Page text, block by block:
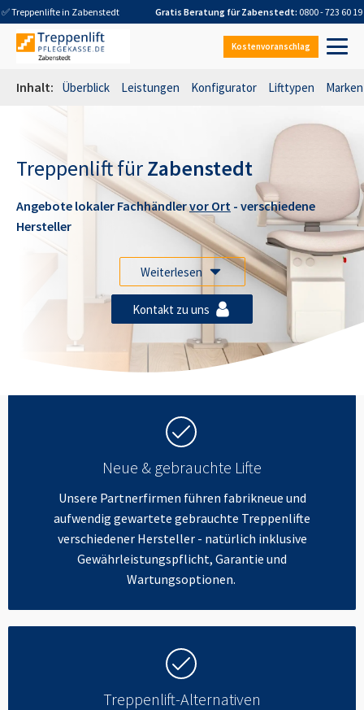
✅ Treppenlifte in Zabenstedt Gratis Beratung fürZabenstedt: 0800 - 723 60 19
Kostenvoranschlag
Inhalt: Überblick Leistungen Konfigurator Lifttypen Marken
Treppenlift fürZabenstedt
Angebote lokaler Fachhändlervor Ort - verschiedene
Hersteller
Weiterlesen
Kontakt zu uns
Neue & gebrauchte Lifte
Unsere Partnerfirmen führen fabrikneue und
aufwendig gewartete gebrauchte Treppenlifte
verschiedener Hersteller - natürlich inklusive
Gewährleistungspflicht, Garantie und
Wartungsoptionen.
Treppenlift-Alternativen